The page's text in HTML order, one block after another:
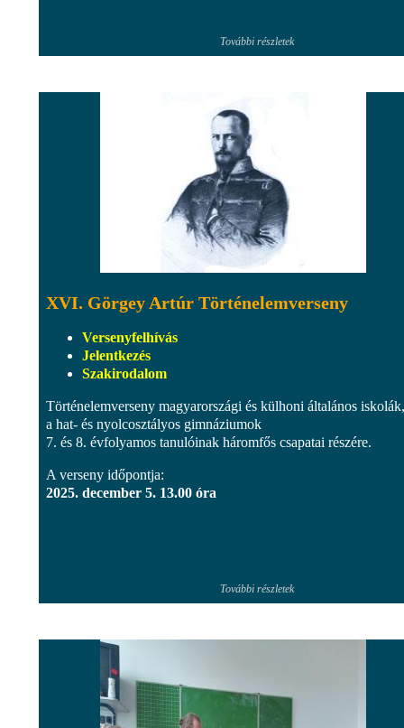
További részletek
XVI. Görgey Artúr Történelemverseny
Versenyfelhívás
Jelentkezés
Szakirodalom
Történelemverseny magyarországi és külhoni általános
a hat- és nyolcosztályos gimnáziumok
7. és 8. évfolyamos tanulóinak háromfős csapatai részére.
A verseny időpontja:
2025. december 5. 13.00 óra
További részletek